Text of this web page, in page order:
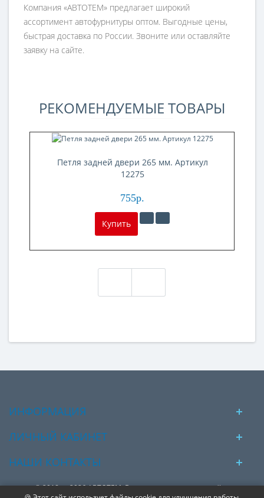
Компания «АВТОТЕМ» предлагает широкий
ассортимент автофурнитуры оптом. Выгодные цены,
быстрая доставка по России. Звоните или оставляйте
заявку на сайте.
РЕКОМЕНДУЕМЫЕ ТОВАРЫ
Петля задней двери 265 мм. Артикул
12275
755р.
Купить
ИНФОРМАЦИЯ
ЛИЧНЫЙ КАБИНЕТ
НАШИ КОНТАКТЫ
© 2018 — 2026 АВТОТЕМ. Вся представленная на сайте